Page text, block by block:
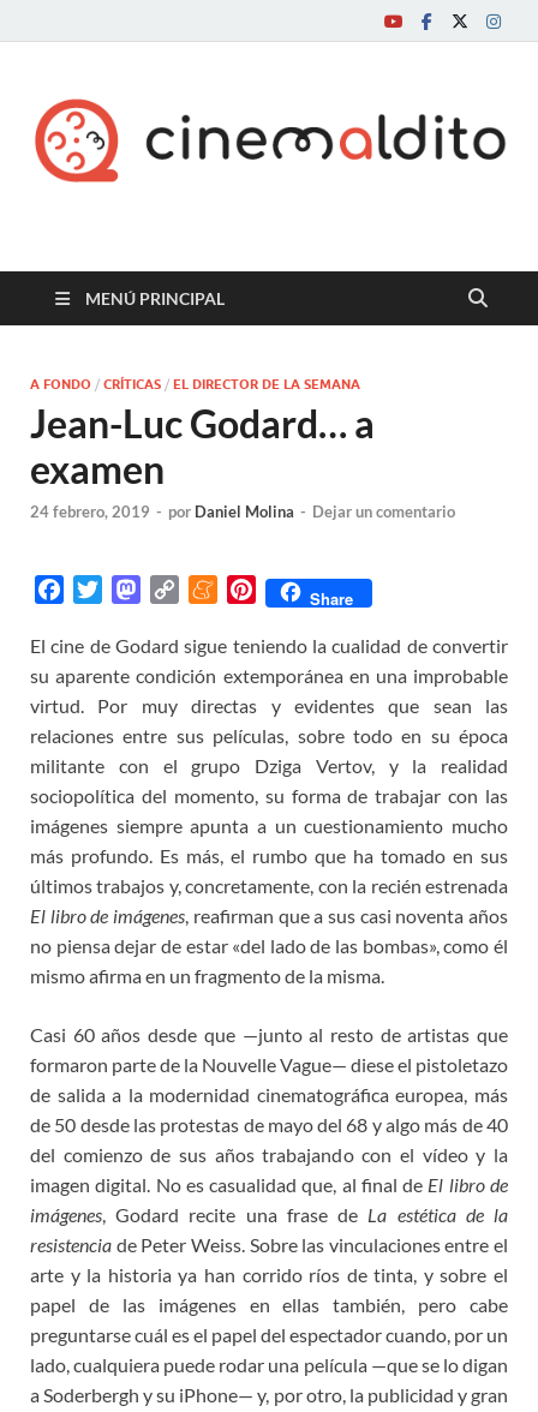
Cine maldito
MENÚ PRINCIPAL
A FONDO / CRÍTICAS / EL DIRECTOR DE LA SEMANA
Jean-Luc Godard… a
examen
24 febrero, 2019 - por Daniel Molina - Dejar un comentario
c
e
b
o
o
k
i
t
t
e
r
M
s
t
o
d
o
n
p
y
i
k
M
n
e
a
m
e
P
n
t
e
r
e
t
Share
El cine de Godard sigue teniendo la cualidad de convertir
su aparente condición extemporánea en una improbable
virtud. Por muy directas y evidentes que sean las
relaciones entre sus películas, sobre todo en su época
militante con el grupo Dziga Vertov, y la realidad
sociopolítica del momento, su forma de trabajar con las
imágenes siempre apunta a un cuestionamiento mucho
más profundo. Es más, el rumbo que ha tomado en sus
últimos trabajos y, concretamente, con la recién estrenada
El libro de imágenes, reafirman que a sus casi noventa años
no piensa dejar de estar «del lado de las bombas», como él
mismo afirma en un fragmento de la misma.
Casi 60 años desde que —junto al resto de artistas que
formaron parte de la Nouvelle Vague— diese el pistoletazo
de salida a la modernidad cinematográfica europea, más
de 50 desde las protestas de mayo del 68 y algo más de 40
del comienzo de sus años trabajando con el vídeo y la
imagen digital. No es casualidad que, al final de El libro de
imágenes, Godard recite una frase de La estética de la
resistencia de Peter Weiss. Sobre las vinculaciones entre el
arte y la historia ya han corrido ríos de tinta, y sobre el
papel de las imágenes en ellas también, pero cabe
preguntarse cuál es el papel del espectador cuando, por un
lado, cualquiera puede rodar una película —que se lo digan
a Soderbergh y su iPhone— y, por otro, la publicidad y gran